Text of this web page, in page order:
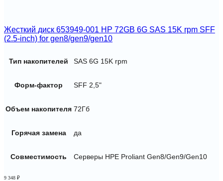
Жесткий диск 653949-001 HP 72GB 6G SAS 15K rpm SFF
(2.5-inch) for gen8/gen9/gen10
Тип накопителей SAS 6G 15K rpm
Форм-фактор SFF 2,5"
Объем накопителя 72Гб
Горячая замена да
Совместимость Серверы HPE Proliant Gen8/Gen9/Gen10
9 348 ₽